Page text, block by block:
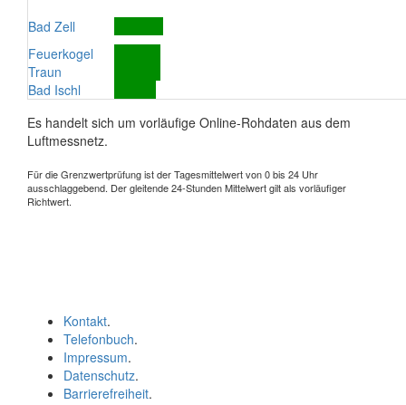
Bad Zell
Feuerkogel
Traun
Bad Ischl
Es handelt sich um vorläufige Online-Rohdaten aus dem
Luftmessnetz.
Für die Grenzwertprüfung ist der Tagesmittelwert von 0 bis 24 Uhr
ausschlaggebend. Der gleitende 24-Stunden Mittelwert gilt als vorläufiger
Richtwert.
Kontakt.
Telefonbuch.
Impressum.
Datenschutz.
Barrierefreiheit.